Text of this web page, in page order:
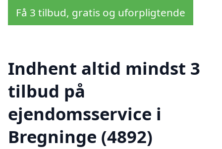
Få 3 tilbud, gratis og uforpligtende
Indhent altid mindst 3
tilbud på
ejendomsservice i
Bregninge (4892)